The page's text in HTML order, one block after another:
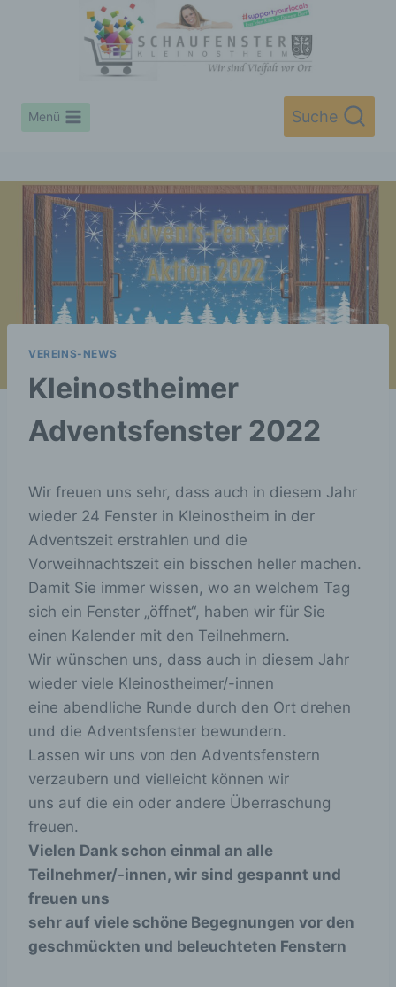
Menü Suche
VEREINS-NEWS
Kleinostheimer
Adventsfenster 2022
Wir freuen uns sehr, dass auch in diesem Jahr
wieder 24 Fenster in Kleinostheim in der
Adventszeit erstrahlen und die
Vorweihnachtszeit ein bisschen heller machen.
Damit Sie immer wissen, wo an welchem Tag
sich ein Fenster „öffnet“, haben wir für Sie
einen Kalender mit den Teilnehmern.
Wir wünschen uns, dass auch in diesem Jahr
wieder viele Kleinostheimer/-innen
eine abendliche Runde durch den Ort drehen
und die Adventsfenster bewundern.
Lassen wir uns von den Adventsfenstern
verzaubern und vielleicht können wir
uns auf die ein oder andere Überraschung
freuen.
Vielen Dank schon einmal an alle
Teilnehmer/-innen, wir sind gespannt und
freuen uns
sehr auf viele schöne Begegnungen vor den
geschmückten und beleuchteten Fenstern